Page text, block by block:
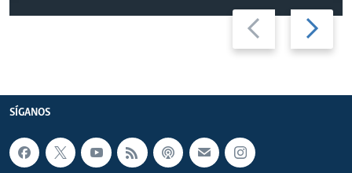
Previous
slide
Next
slide
SÍGANOS